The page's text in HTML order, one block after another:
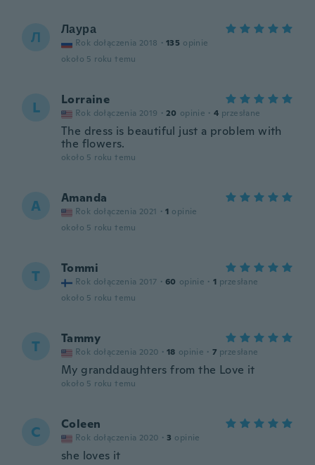
Л Лаура
Rok dołączenia 2018 · 135 opinie
około 5 roku temu
L Lorraine
Rok dołączenia 2019 · 20 opinie · 4 przesłane
The dress is beautiful just a problem with
the flowers.
około 5 roku temu
A Amanda
Rok dołączenia 2021 · 1 opinie
około 5 roku temu
T Tommi
Rok dołączenia 2017 · 60 opinie · 1 przesłane
około 5 roku temu
T Tammy
Rok dołączenia 2020 · 18 opinie · 7 przesłane
My granddaughters from the Love it
około 5 roku temu
C Coleen
Rok dołączenia 2020 · 3 opinie
she loves it